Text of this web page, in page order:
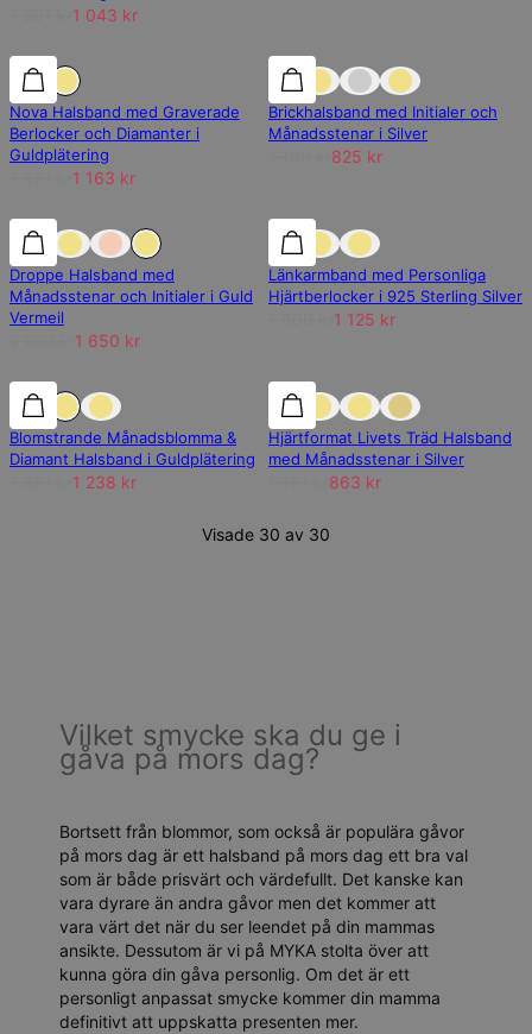
1 043 kr
25% rabatt 25% rabatt
Nova Halsband med Graverade
Berlocker och Diamanter i
Guldplätering
1 163 kr
25% rabatt
Brickhalsband med Initialer och
Månadsstenar i Silver
825 kr
25% rabatt 25% rabatt
Droppe Halsband med
Månadsstenar och Initialer i Guld
Vermeil
1 650 kr
25% rabatt
Länkarmband med Personliga
Hjärtberlocker i 925 Sterling Silver
1 125 kr
25% rabatt 25% rabatt
Blomstrande Månadsblomma &
Diamant Halsband i Guldplätering
1 238 kr
25% rabatt
Hjärtformat Livets Träd Halsband
med Månadsstenar i Silver
863 kr
Visade 30 av 30
Vilket smycke ska du ge i
gåva på mors dag?
Bortsett från blommor, som också är populära gåvor
på mors dag är ett halsband på mors dag ett bra val
som är både prisvärt och värdefullt. Det kanske kan
vara dyrare än andra gåvor men det kommer att
vara värt det när du ser leendet på din mammas
ansikte. Dessutom är vi på MYKA stolta över att
kunna göra din gåva personlig. Om det är ett
personligt anpassat smycke kommer din mamma
definitivt att uppskatta presenten mer.